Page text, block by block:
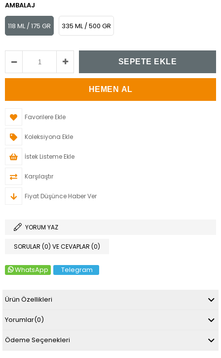
AMBALAJ
118 ML / 175 GR 335 ML / 500 GR
Favorilere Ekle
Koleksiyona Ekle
İstek Listeme Ekle
Karşılaştır
Fiyat Düşünce Haber Ver
YORUM YAZ
SORULAR (0) VE CEVAPLAR (0)
WhatsApp Telegram
Ürün Özellikleri
Yorumlar(0)
Ödeme Seçenekleri